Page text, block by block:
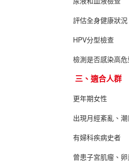
評估全身健康狀況
HPV分型檢查
檢測是否感染高危
三、適合人群
更年期女性
出現月經紊亂、潮
有婦科疾病史者
曾患子宮肌瘤、卵